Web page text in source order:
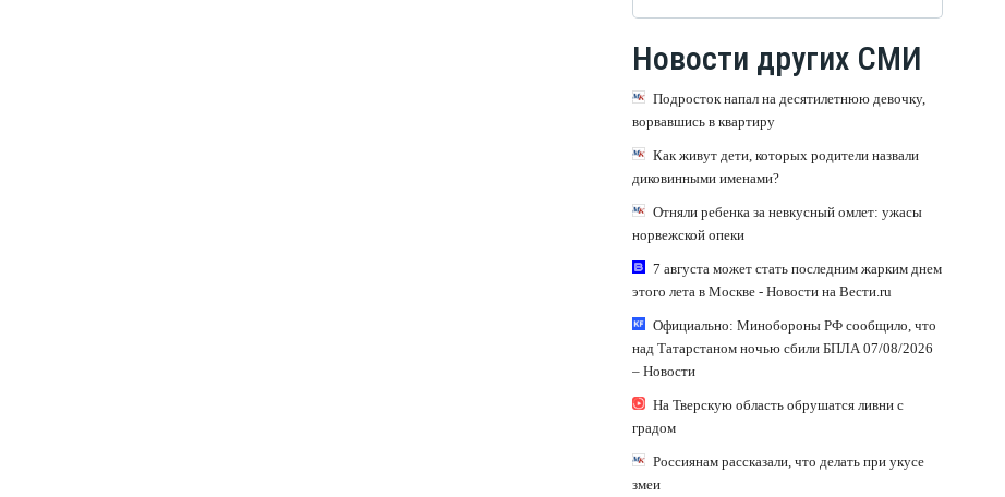
Новости других СМИ
Подросток напал на десятилетнюю девочку,
ворвавшись в квартиру
Как живут дети, которых родители назвали
диковинными именами?
Отняли ребенка за невкусный омлет: ужасы
норвежской опеки
7 августа может стать последним жарким днем
этого лета в Москве - Новости на Вести.ru
Официально: Минобороны РФ сообщило, что
над Татарстаном ночью сбили БПЛА 07/08/2026
– Новости
На Тверскую область обрушатся ливни с
градом
Россиянам рассказали, что делать при укусе
змеи